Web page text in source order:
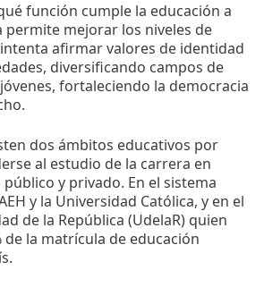
función cumple la educación a
permite mejorar los niveles de
afirmar valores de identidad
diversificando campos de
fortaleciendo la democracia
dos ámbitos educativos por
al estudio de la carrera en
y privado. En el sistema
y la Universidad Católica, y en el
de la República (UdelaR) quien
de la matrícula de educación